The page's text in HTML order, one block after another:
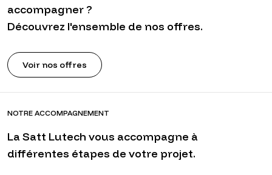
accompagner ?
Découvrez l'ensemble de nos offres.
Voir nos offres
NOTRE ACCOMPAGNEMENT
La Satt Lutech vous accompagne à
différentes étapes de votre projet.